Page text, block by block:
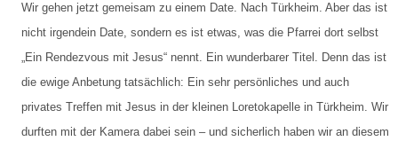
Wir gehen jetzt gemeisam zu einem Date. Nach Türkheim. Aber das ist
nicht irgendein Date, sondern es ist etwas, was die Pfarrei dort selbst
„Ein Rendezvous mit Jesus“ nennt. Ein wunderbarer Titel. Denn das ist
die ewige Anbetung tatsächlich: Ein sehr persönliches und auch
privates Treffen mit Jesus in der kleinen Loretokapelle in Türkheim. Wir
durften mit der Kamera dabei sein – und sicherlich haben wir an diesem